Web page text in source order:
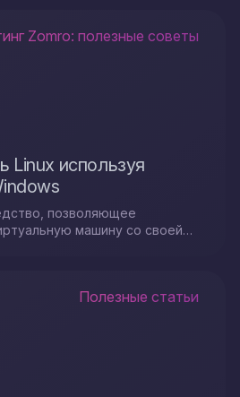
Zomro: полезные советы
Linux используя
позволяющее
машину со своей
Полезные статьи